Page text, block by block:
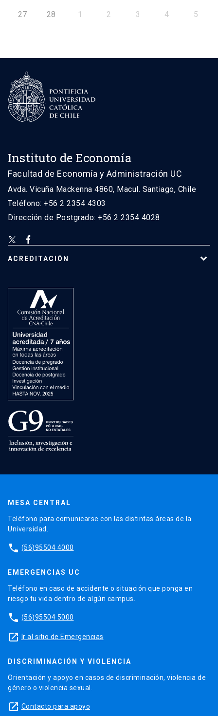
27 28 1 2 3 4 5
Instituto de Economía
Facultad de Economía y Administración UC
Avda. Vicuña Mackenna 4860, Macul. Santiago, Chile
Teléfono: +56 2 2354 4303
Dirección de Postgrado: +56 2 2354 4028
ACREDITACIÓN
MESA CENTRAL
Teléfono para comunicarse con las distintas áreas de la
Universidad.
phone (56)95504 4000
EMERGENCIAS UC
Teléfono en caso de accidente o situación que ponga en
riesgo tu vida dentro de algún campus.
phone (56)95504 5000
launch Ir al sitio de Emergencias
DISCRIMINACIÓN Y VIOLENCIA
Orientación y apoyo en casos de discriminación, violencia de
género o violencia sexual.
launch Contacto para apoyo